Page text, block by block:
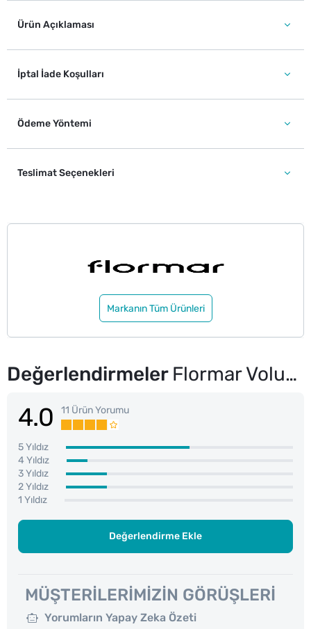
Ürün Açıklaması
İptal İade Koşulları
Ödeme Yöntemi
Teslimat Seçenekleri
Markanın Tüm Ürünleri
Değerlendirmeler Flormar Volume Up Yüksek Pigmentli & Hacim Etkili Kat Kat Uygulanabilir Maskara
4.0 11 Ürün Yorumu
5 Yıldız
4 Yıldız
3 Yıldız
2 Yıldız
1 Yıldız
Değerlendirme Ekle
MÜŞTERILERIMIZIN GÖRÜŞLERI
Yorumların Yapay Zeka Özeti